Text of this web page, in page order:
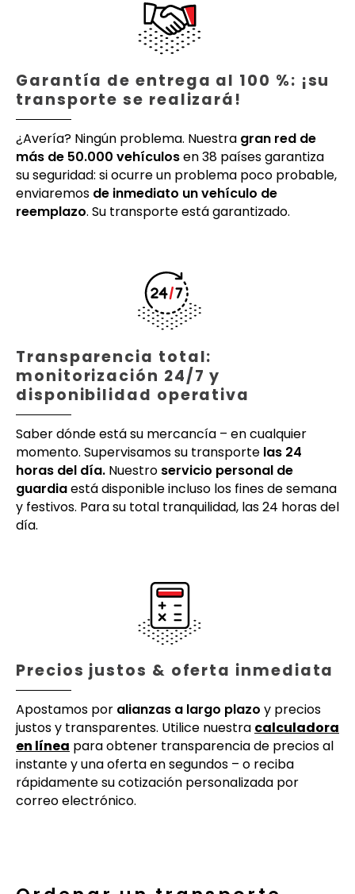
Garantía de entrega al 100 %: ¡su
transporte se realizará!
¿Avería? Ningún problema. Nuestra gran red de
más de 50.000 vehículosen 38 países garantiza
su seguridad: si ocurre un problema poco probable,
enviaremos de inmediato un vehículo de
reemplazo. Su transporte está garantizado.
Transparencia total:
monitorización 24/7 y
disponibilidad operativa
Saber dónde está su mercancía – en cualquier
momento. Supervisamos su transporte las 24
horas del día. Nuestro servicio personal de
guardiaestá disponible incluso los fines de semana
y festivos. Para su total tranquilidad, las 24 horas del
día.
Precios justos & oferta inmediata
Apostamos por alianzas a largo plazo y precios
justos y transparentes. Utilice nuestra calculadora
en línea para obtener transparencia de precios al
instante y una oferta en segundos – o reciba
rápidamente su cotización personalizada por
correo electrónico.